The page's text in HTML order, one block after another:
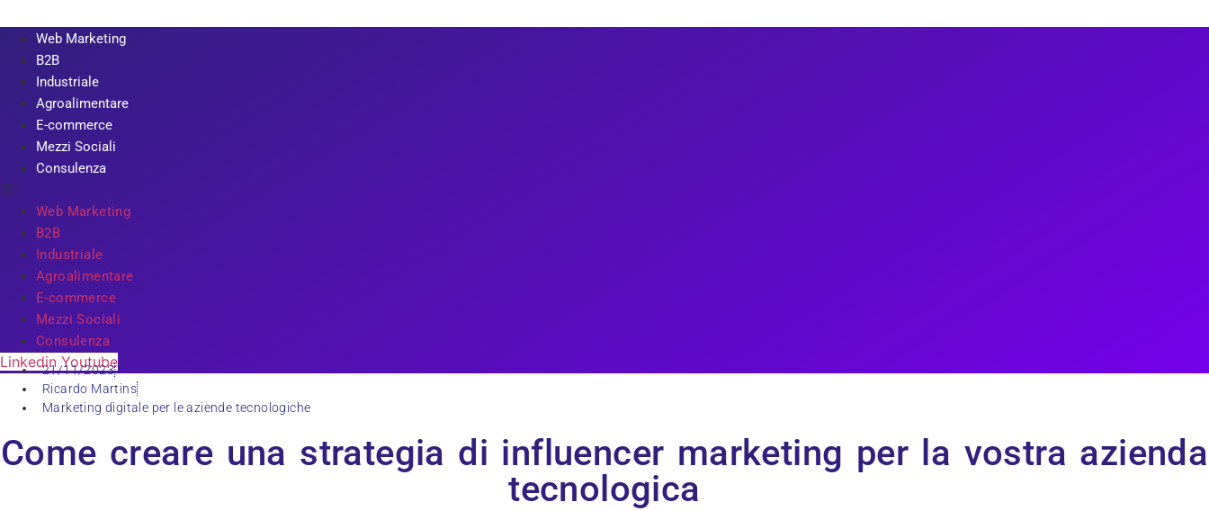
Web Marketing
B2B
Industriale
Agroalimentare
E-commerce
Mezzi Sociali
Consulenza
Web Marketing
B2B
Industriale
Agroalimentare
E-commerce
Mezzi Sociali
Consulenza
Linkedin Youtube
21/11/2023
Ricardo Martins
Marketing digitale per le aziende tecnologiche
Come creare una strategia di influencer marketing per la vostra azienda
tecnologica